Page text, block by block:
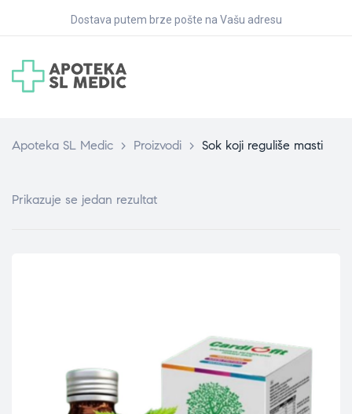
Dostava putem brze pošte na Vašu adresu
Apoteka SL Medic > Proizvodi > Sok koji reguliše masti
Prikazuje se jedan rezultat